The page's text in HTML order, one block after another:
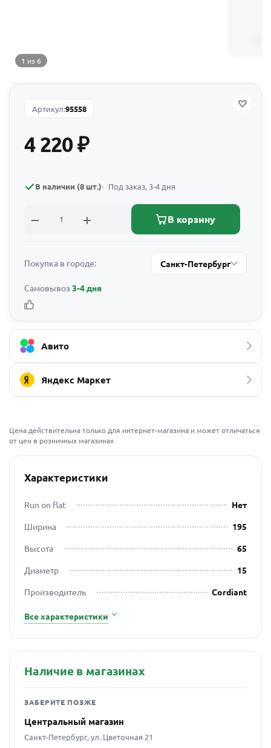
1 из 6
Артикул:95558
4 220₽
В наличии (8 шт.) Под заказ, 3-4 дня
В корзину
Покупка в городе: Санкт-Петербург
Самовывоз 3-4 дня
Авито
Яндекс Маркет
Цена действительна только для интернет-магазина и может отличаться
от цен в розничных магазинах
Характеристики
Run on flat
Нет
Ширина
195
Высота
65
Диаметр
15
Производитель
Cordiant
Все характеристики
Наличие в магазинах
ЗАБЕРИТЕ ПОЗЖЕ
Центральный магазин
Санкт-Петербург, ул. Цветочная 21